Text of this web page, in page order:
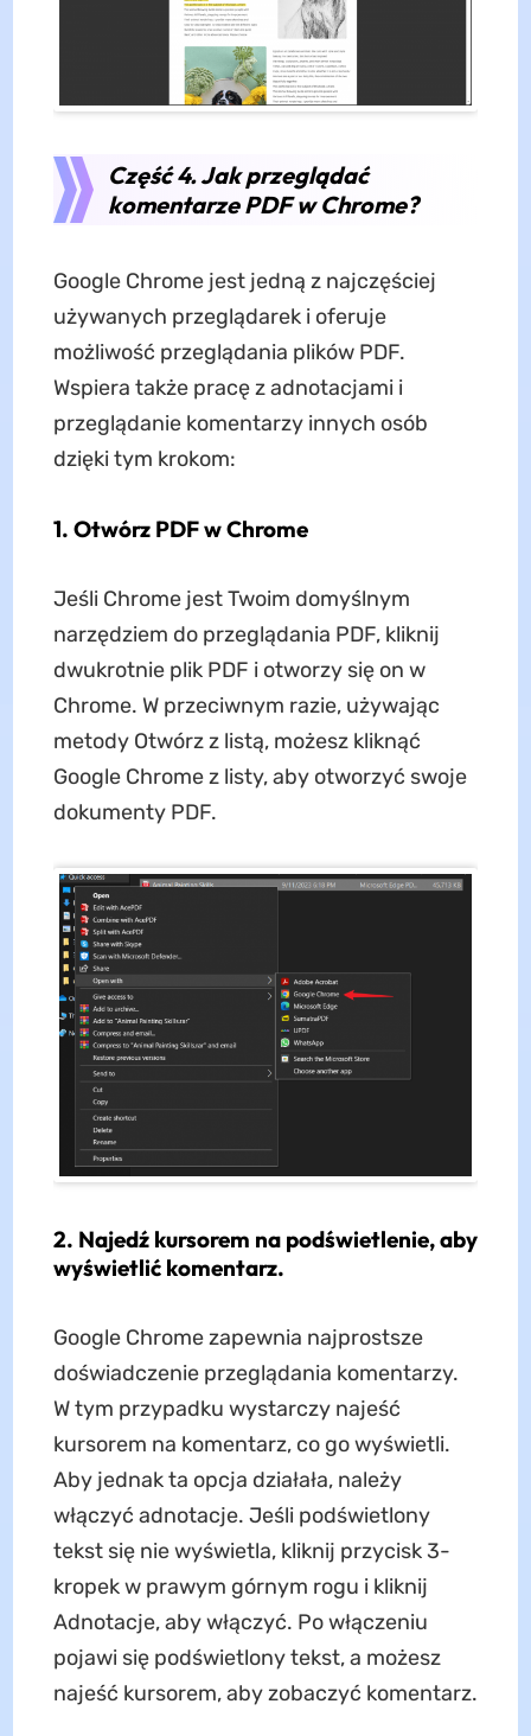
Część 4. Jak przeglądać
komentarze PDF w Chrome?
Google Chrome jest jedną z najczęściej
używanych przeglądarek i oferuje
możliwość przeglądania plików PDF.
Wspiera także pracę z adnotacjami i
przeglądanie komentarzy innych osób
dzięki tym krokom:
1. Otwórz PDF w Chrome
Jeśli Chrome jest Twoim domyślnym
narzędziem do przeglądania PDF, kliknij
dwukrotnie plik PDF i otworzy się on w
Chrome. W przeciwnym razie, używając
metody Otwórz z listą, możesz kliknąć
Google Chrome z listy, aby otworzyć swoje
dokumenty PDF.
2. Najedź kursorem na podświetlenie, aby
wyświetlić komentarz.
Google Chrome zapewnia najprostsze
doświadczenie przeglądania komentarzy.
W tym przypadku wystarczy najeść
kursorem na komentarz, co go wyświetli.
Aby jednak ta opcja działała, należy
włączyć adnotacje. Jeśli podświetlony
tekst się nie wyświetla, kliknij przycisk 3-
kropek w prawym górnym rogu i kliknij
Adnotacje, aby włączyć. Po włączeniu
pojawi się podświetlony tekst, a możesz
najeść kursorem, aby zobaczyć komentarz.